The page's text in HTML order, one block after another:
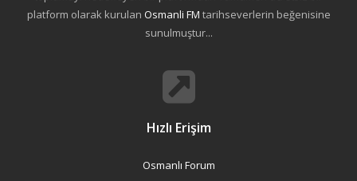
platform olarak kurulan Osmanli FM tarihseverlerin beğenisine
sunulmuştur...
Hızlı Erişim
Osmanlı Forum